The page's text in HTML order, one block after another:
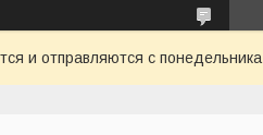
и отправляются с понедельника